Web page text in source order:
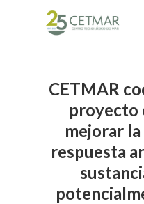
Hit enter to
CETMAR
proyecto
mejorar
respuesta